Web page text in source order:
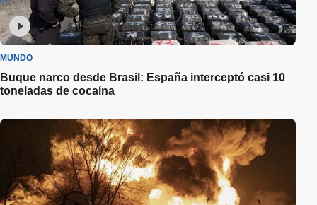
MUNDO
Buque narco desde Brasil: España interceptó casi 10
toneladas de cocaína